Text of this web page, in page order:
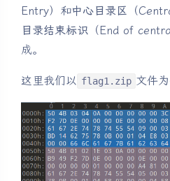
Entry）和中心目录区
（
目录结束标识 （End of
成。
这里我们以 flag1.zip 文件